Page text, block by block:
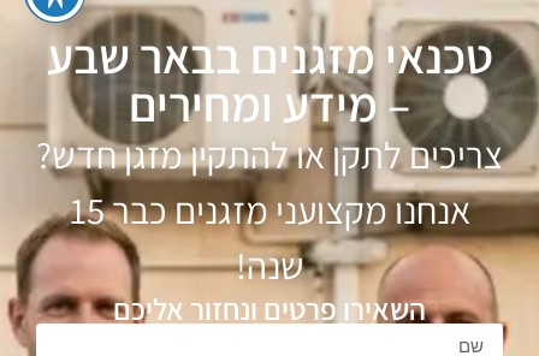
טכנאי מזגנים בבאר שבע
– מידע ומחירים
צריכים לתקן או להתקין מזגן חדש?
אנחנו מקצועני מזגנים כבר 15
שנה!
השאירו פרטים ונחזור אליכם